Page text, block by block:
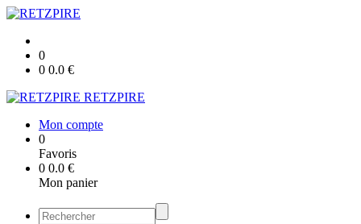
0
0 0.0 €
RETZPIRE
Mon compte
0
Favoris
0 0.0 €
Mon panier